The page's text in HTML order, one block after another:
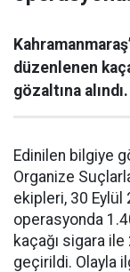
düzenlenen
gözaltına alındı.
Edinilen bilgiye
Organize
ekipleri, 30
operasyonda
kaçağı sigara ile
geçirildi. Olayla